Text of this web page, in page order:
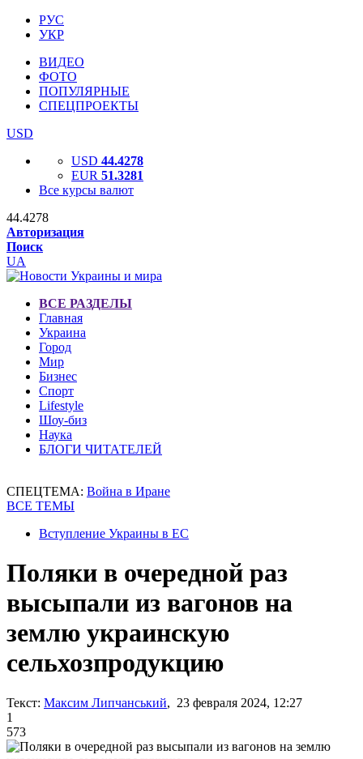
РУС
УКР
ВИДЕО
ФОТО
ПОПУЛЯРНЫЕ
СПЕЦПРОЕКТЫ
USD
USD 44.4278
EUR 51.3281
Все курсы валют
44.4278
Авторизация
Поиск
UA
ВСЕ РАЗДЕЛЫ
Главная
Украина
Город
Мир
Бизнес
Спорт
Lifestyle
Шоу-биз
Наука
БЛОГИ ЧИТАТЕЛЕЙ
СПЕЦТЕМА: Война в Иране
ВСЕ ТЕМЫ
Вступление Украины в ЕС
Поляки в очередной раз
высыпали из вагонов на
землю украинскую
сельхозпродукцию
Текст: Максим Липчанський, 23 февраля 2024, 12:27
1
573